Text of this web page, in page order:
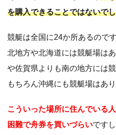
を購入できることではないで
競艇は全国に24か所あるので
北地方や北海道には競艇場は
や佐賀県よりも南の地方には
もちろん沖縄にも競艇場はあり
こういった場所に住んでいる
困難で舟券を買いづらいです